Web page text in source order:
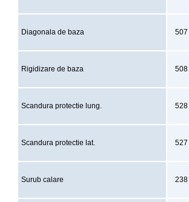
Diagonala de baza 507
Rigidizare de baza 508
Scandura protectie lung. 528
Scandura protectie lat. 527
Surub calare 238